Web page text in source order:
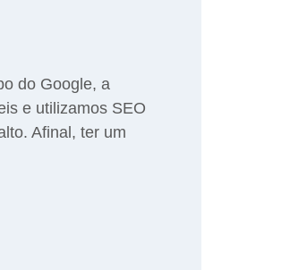
do Google, a
e utilizamos SEO
Afinal, ter um